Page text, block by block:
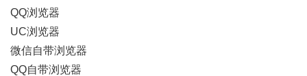
QQ浏览器
UC浏览器
微信自带浏览器
QQ自带浏览器